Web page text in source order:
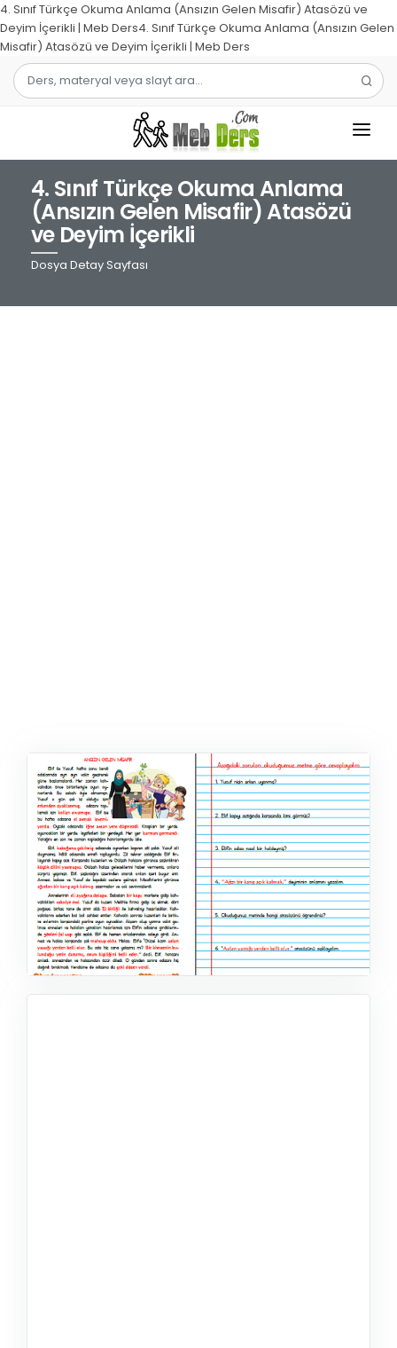
4. Sınıf Türkçe Okuma Anlama (Ansızın Gelen Misafir) Atasözü ve
Deyim İçerikli | Meb Ders4. Sınıf Türkçe Okuma Anlama (Ansızın Gelen
Misafir) Atasözü ve Deyim İçerikli | Meb Ders
1.SINIF
2.SINIF
3.SINIF
4.SINIF
4. Sınıf Türkçe Okuma Anlama
(Ansızın Gelen Misafir) Atasözü
ve Deyim İçerikli
Dosya Detay Sayfası